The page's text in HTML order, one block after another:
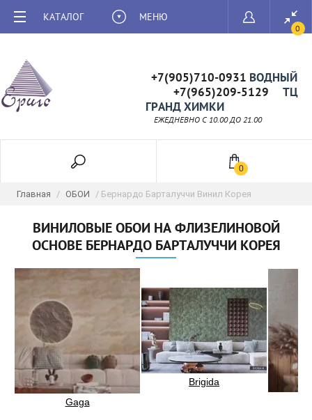
КАТАЛОГ МЕНЮ
0
+7(905)710-0931 ВОДНЫЙ
+7(965)209-5129 ТЦ
ГРАНД ХИМКИ
ЕЖЕДНЕВНО C 10.00 ДО 21.00
0
Главная / ОБОИ / Бернардо Барталуччи Винил Корея
ВИНИЛОВЫЕ ОБОИ НА ФЛИЗЕЛИНОВОЙ
ОСНОВЕ БЕРНАРДО БАРТАЛУЧЧИ КОРЕЯ
Gaga
Brigida